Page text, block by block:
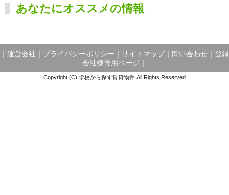
あなたにオススメの情報
運営会社 プライバシーポリシー サイトマップ｜ 問い合わせ
登録
会社様専用ページ
Copyright (C) 学校から探す賃貸物件 All Rights Reserved